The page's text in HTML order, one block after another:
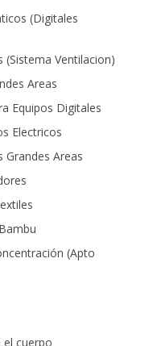
(Digitales
Ventilacion)
Areas
Equipos Digitales
Electricos
Areas
(Apto
el cuerpo